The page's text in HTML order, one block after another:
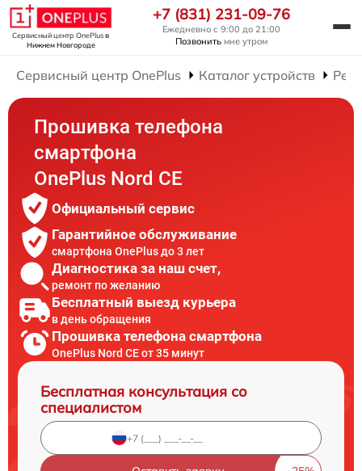
Сервисный центр OnePlusв
Нижнем Новгороде
+7 (831) 231-09-76
Ежедневно с 9:00 до 21:00
Позвонить мне утром
Сервисный центр OnePlus Каталог устройств
Прошивка телефона
смартфона
OnePlus Nord CE
Официальный сервис
Гарантийное обслуживание
смартфона OnePlus до 3 лет
Диагностика за наш счет,
ремонт по желанию
Бесплатный выезд курьера
в день обращения
Прошивка телефона смартфона
OnePlus Nord CE от 35 минут
Бесплатная консультация со
специалистом